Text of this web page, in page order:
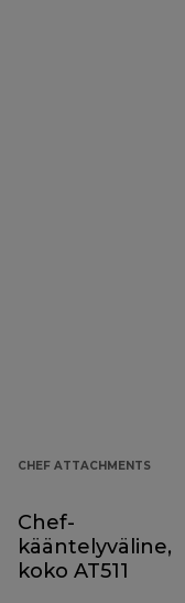
CHEF ATTACHMENTS
Chef-
kääntelyväline,
koko AT511